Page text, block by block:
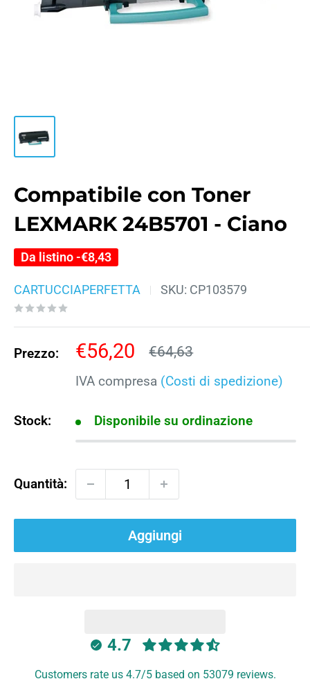
Compatibile con Toner
LEXMARK 24B5701 - Ciano
Da listino -€8,43
CARTUCCIAPERFETTA SKU: CP103579
Prezzo:
Prezzo
scontato
€56,20 Prezzo
€64,63
IVA compresa (Costi di spedizione)
Stock: Disponibile su ordinazione
Quantità:
Aggiungi
4.7
Customers rate us 4.7/5 based on 53079 reviews.